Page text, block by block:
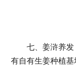
七、姜浒养发
有自有生姜种植